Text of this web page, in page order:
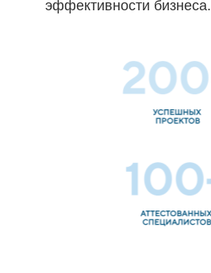
эффективности бизнеса.